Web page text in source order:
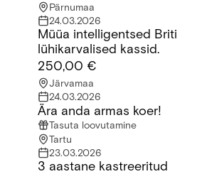
Pärnumaa
24.03.2026
lühikarvalised kassid.
Müüa intelligentsed Briti
lühikarvalised kassid.
250,00 €
Järvamaa
24.03.2026
Ära anda armas koer!
Tasuta loovutamine
Tartu
23.03.2026
otsib uut kodu. Sušhi nimi millele
3 aastane kastreeritud